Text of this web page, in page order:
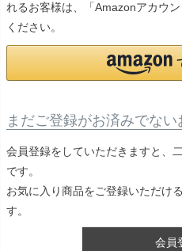
れるお客様は、「Amazonアカウ
ください。
まだご登録がお済みでない
会員登録をしていただきますと、
です。
お気に入り商品をご登録いただけ
す。
会員